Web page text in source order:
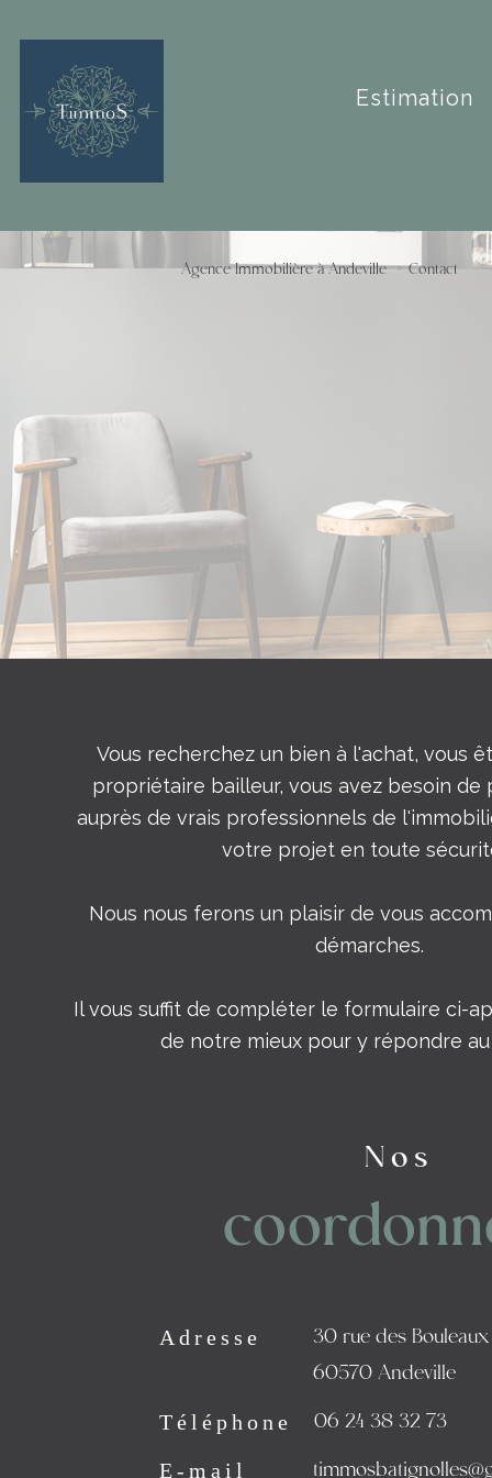
estimation
Agence Immobilière à Andeville Contact
Vous recherchez un bien à l'achat, vous
propriétaire bailleur, vous avez besoin de
auprès de vrais professionnels de
votre projet en toute
Nous nous ferons un plaisir de vous
démarches.
Il vous suffit de compléter le formulaire ci-
de notre mieux pour y répondre
Nos
Adresse
30 rue des
60570 Andeville
Téléphone 06 24 38 32 73
E-mail